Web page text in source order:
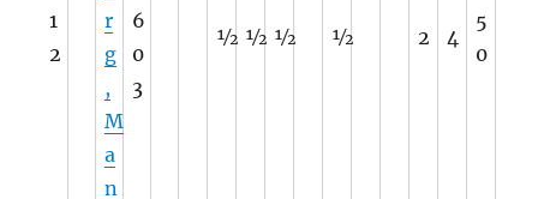
1
2
r
g
,
M
a
n
6
0
3
½ ½ ½ ½ 2 4
5
0